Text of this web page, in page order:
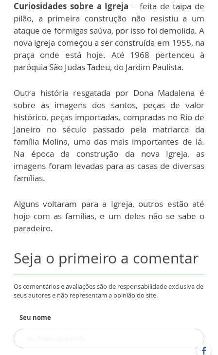
Curiosidades sobre a Igreja – feita de taipa de
pilão, a primeira construção não resistiu a um
ataque de formigas saúva, por isso foi demolida. A
nova igreja começou a ser construída em 1955, na
praça onde está hoje. Até 1968 pertenceu à
paróquia São Judas Tadeu, do Jardim Paulista.
Outra história resgatada por Dona Madalena é
sobre as imagens dos santos, peças de valor
histórico, peças importadas, compradas no Rio de
Janeiro no século passado pela matriarca da
família Molina, uma das mais importantes de lá.
Na época da construção da nova Igreja, as
imagens foram levadas para as casas de diversas
famílias.
Alguns voltaram para a Igreja, outros estão até
hoje com as famílias, e um deles não se sabe o
paradeiro.
Seja o primeiro a comentar
Os comentários e avaliações são de responsabilidade exclusiva de
seus autores e não representam a opinião do site.
Seu nome